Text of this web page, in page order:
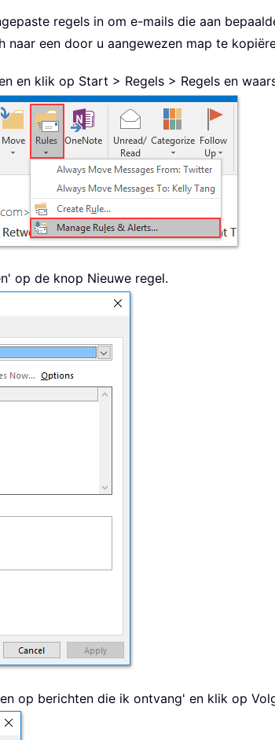
regels in om e-mails die aan
een door u aangewezen map te
en klik op Start > Regels > Regels en
op de knop Nieuwe regel.
op berichten die ik ontvang' en klik op